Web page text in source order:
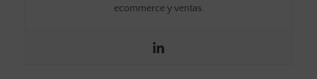
ecommerce y ventas.